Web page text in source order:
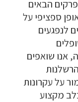
הבאים
ספציפי על
לנפגעים
אנו שואפים
על עקרונות
מקצוע